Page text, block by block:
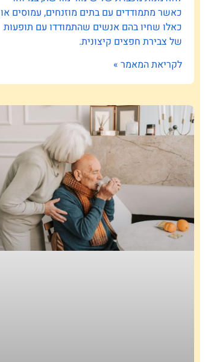
כאשר מתמודדים עם בתים מוזנחים, עמוסים או
כאלו שחיו בהם אנשים שהתמודדו עם תופעות
של צבירת חפצים קיצונית.
לקריאת המאמר »